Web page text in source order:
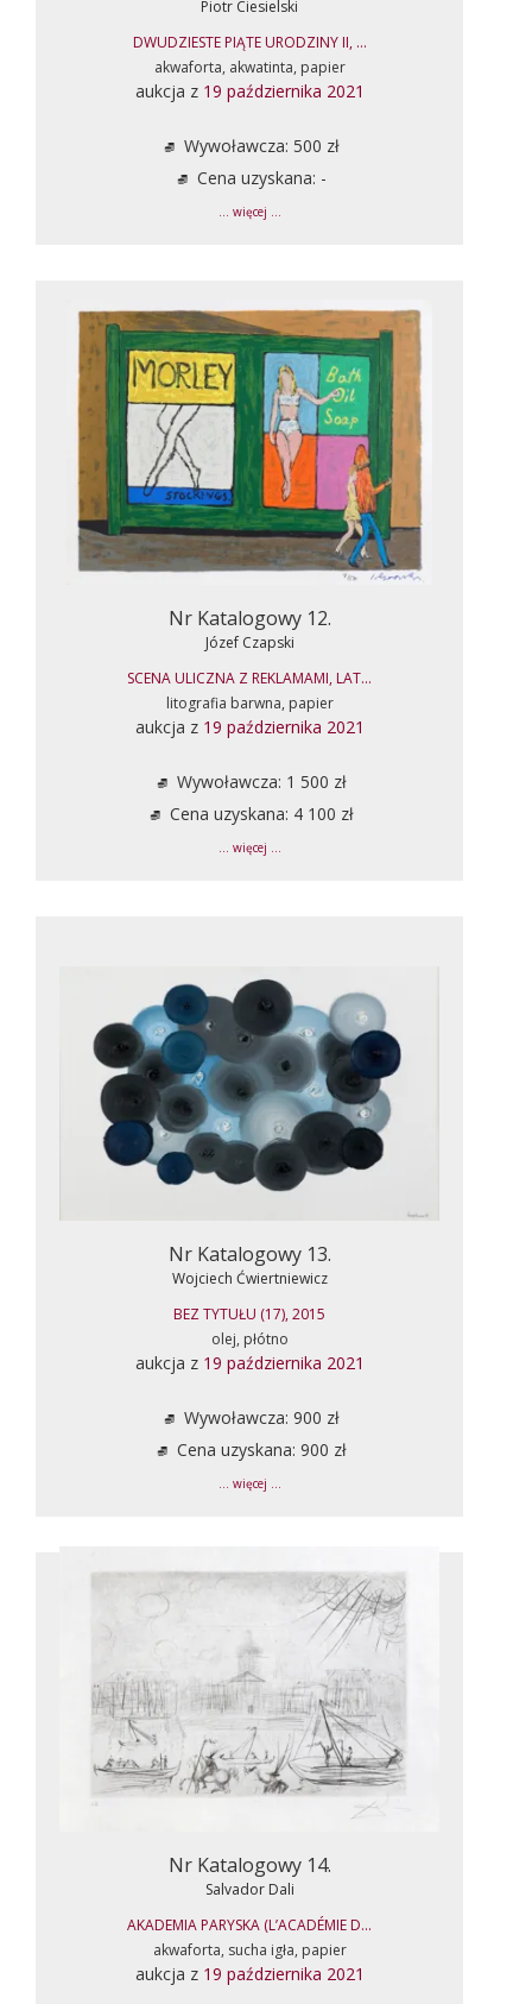
Piotr Ciesielski
DWUDZIESTE PIĄTE URODZINY II, ...
akwaforta, akwatinta, papier
aukcja z 19 października 2021
Wywoławcza: 500 zł
Cena uzyskana: -
... więcej ...
Nr Katalogowy 12.
Józef Czapski
SCENA ULICZNA Z REKLAMAMI, LAT...
litografia barwna, papier
aukcja z 19 października 2021
Wywoławcza: 1 500 zł
Cena uzyskana: 4 100 zł
... więcej ...
Nr Katalogowy 13.
Wojciech Ćwiertniewicz
BEZ TYTUŁU (17), 2015
olej, płótno
aukcja z 19 października 2021
Wywoławcza: 900 zł
Cena uzyskana: 900 zł
... więcej ...
Nr Katalogowy 14.
Salvador Dali
AKADEMIA PARYSKA (L’ACADÉMIE D...
akwaforta, sucha igła, papier
aukcja z 19 października 2021